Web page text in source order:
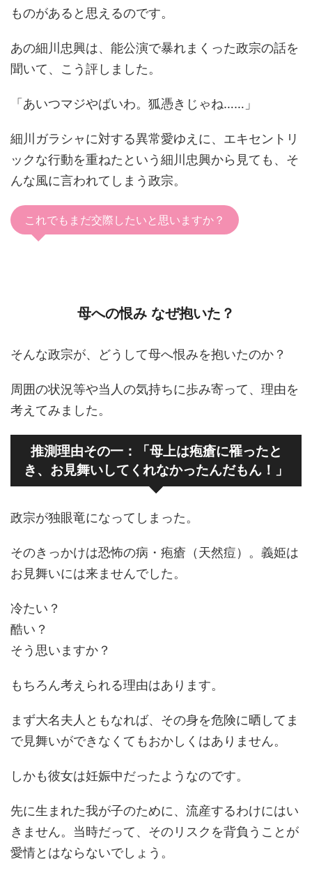
ものがあると思えるのです。
あの細川忠興は、能公演で暴れまくった政宗の話を
聞いて、こう評しました。
「あいつマジやばいわ。狐憑きじゃね……」
細川ガラシャに対する異常愛ゆえに、エキセントリ
ックな行動を重ねたという細川忠興から見ても、そ
んな風に言われてしまう政宗。
これでもまだ交際したいと思いますか？
母への恨み なぜ抱いた？
そんな政宗が、どうして母へ恨みを抱いたのか？
周囲の状況等や当人の気持ちに歩み寄って、理由を
考えてみました。
推測理由その一：「母上は疱瘡に罹ったと
き、お見舞いしてくれなかったんだもん！」
政宗が独眼竜になってしまった。
そのきっかけは恐怖の病・疱瘡（天然痘）。義姫は
お見舞いには来ませんでした。
冷たい？
酷い？
そう思いますか？
もちろん考えられる理由はあります。
まず大名夫人ともなれば、その身を危険に晒してま
で見舞いができなくてもおかしくはありません。
しかも彼女は妊娠中だったようなのです。
先に生まれた我が子のために、流産するわけにはい
きません。当時だって、そのリスクを背負うことが
愛情とはならないでしょう。